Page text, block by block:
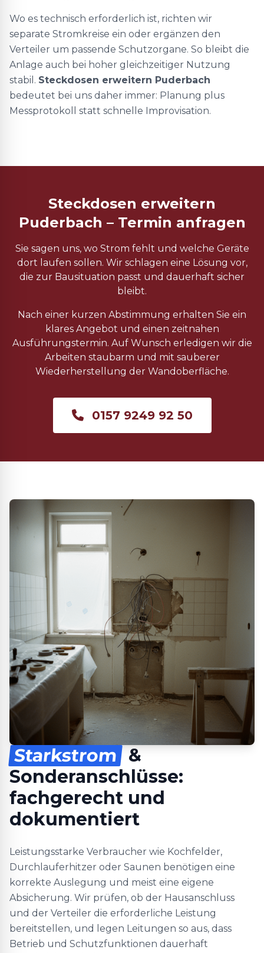
Wo es technisch erforderlich ist, richten wir
separate Stromkreise ein oder ergänzen den
Verteiler um passende Schutzorgane. So bleibt die
Anlage auch bei hoher gleichzeitiger Nutzung
stabil. Steckdosen erweitern Puderbach
bedeutet bei uns daher immer: Planung plus
Messprotokoll statt schnelle Improvisation.
Steckdosen erweitern
Puderbach – Termin anfragen
Sie sagen uns, wo Strom fehlt und welche Geräte
dort laufen sollen. Wir schlagen eine Lösung vor,
die zur Bausituation passt und dauerhaft sicher
bleibt.
Nach einer kurzen Abstimmung erhalten Sie ein
klares Angebot und einen zeitnahen
Ausführungstermin. Auf Wunsch erledigen wir die
Arbeiten staubarm und mit sauberer
Wiederherstellung der Wandoberfläche.
0157 9249 92 50
Starkstrom &
Sonderanschlüsse:
fachgerecht und
dokumentiert
Leistungsstarke Verbraucher wie Kochfelder,
Durchlauferhitzer oder Saunen benötigen eine
korrekte Auslegung und meist eine eigene
Absicherung. Wir prüfen, ob der Hausanschluss
und der Verteiler die erforderliche Leistung
bereitstellen, und legen Leitungen so aus, dass
Betrieb und Schutzfunktionen dauerhaft